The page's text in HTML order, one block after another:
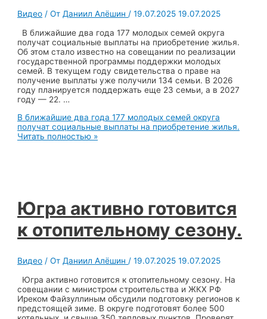
Видео / От Даниил Алёшин /19.07.2025 19.07.2025
В ближайшие два года 177 молодых семей округа
получат социальные выплаты на приобретение жилья.
Об этом стало известно на совещании по реализации
государственной программы поддержки молодых
семей. В текущем году свидетельства о праве на
получение выплаты уже получили 134 семьи. В 2026
году планируется поддержать еще 23 семьи, а в 2027
году — 22. …
В ближайшие два года 177 молодых семей округа
получат социальные выплаты на приобретение жилья.
Читать полностью »
Югра активно готовится
к отопительному сезону.
Видео / От Даниил Алёшин /19.07.2025 19.07.2025
Югра активно готовится к отопительному сезону. На
совещании с министром строительства и ЖКХ РФ
Иреком Файзуллиным обсудили подготовку регионов к
предстоящей зиме. В округе подготовят более 500